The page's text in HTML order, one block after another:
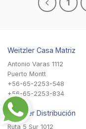
1
Weitzler Casa Matriz
Antonio Varas 1112
Puerto Montt
+56-65-2253-548
+56-65-2253-834
Weitzler Distribución
Ruta 5 Sur 1012